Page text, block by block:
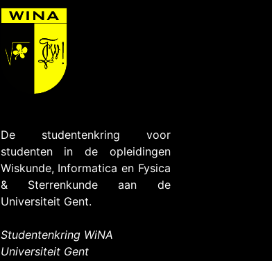
De studentenkring voor
studenten in de opleidingen
Wiskunde, Informatica en Fysica
& Sterrenkunde aan de
Universiteit Gent.
Studentenkring WiNA
Universiteit Gent